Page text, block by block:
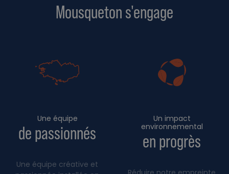
Mousqueton s'engage
Une équipe
de passionnés
Une équipe créative et
Un impact
environnemental
en progrès